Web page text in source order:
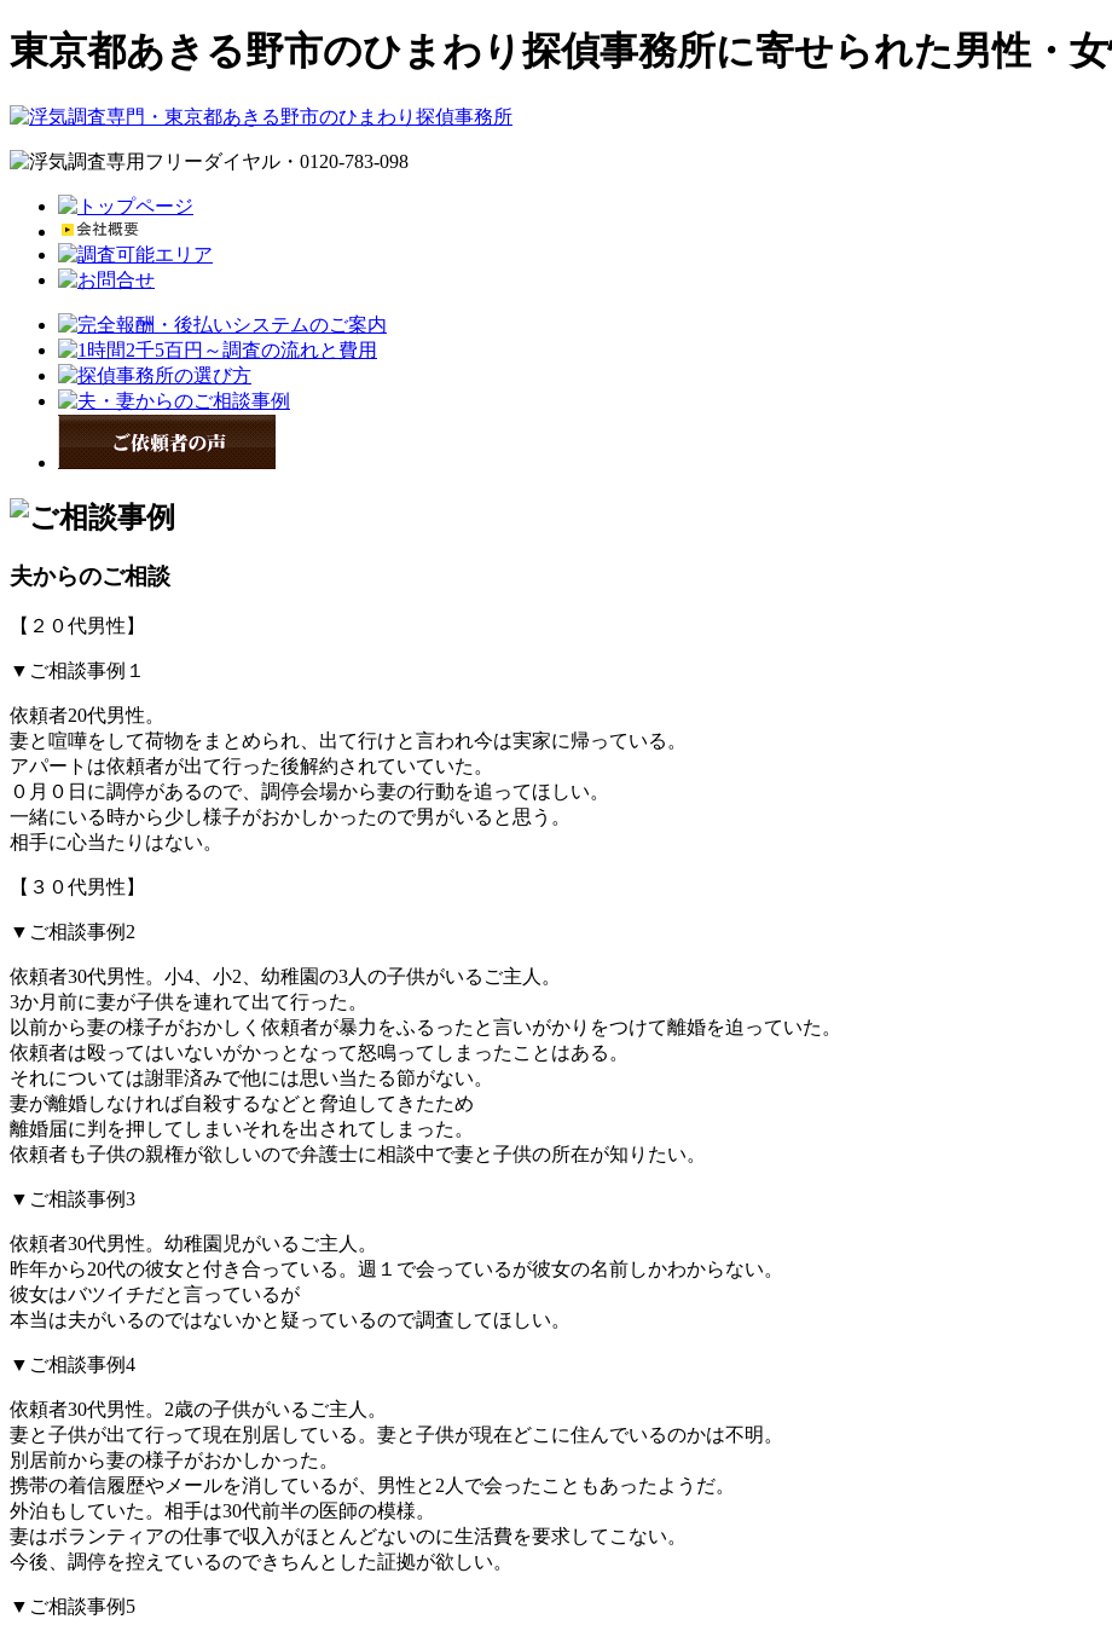
東京都あきる野市のひまわり探偵事務所に寄せられた男性・
夫からのご相談
【２０代男性】
▼ご相談事例１
依頼者20代男性。
妻と喧嘩をして荷物をまとめられ、出て行けと言われ今は実家に帰っている。
アパートは依頼者が出て行った後解約されていていた。
０月０日に調停があるので、調停会場から妻の行動を追ってほしい。
一緒にいる時から少し様子がおかしかったので男がいると思う。
相手に心当たりはない。
【３０代男性】
▼ご相談事例2
依頼者30代男性。小4、小2、幼稚園の3人の子供がいるご主人。
3か月前に妻が子供を連れて出て行った。
以前から妻の様子がおかしく依頼者が暴力をふるったと言いがかりをつけて離婚を迫っていた。
依頼者は殴ってはいないがかっとなって怒鳴ってしまったことはある。
それについては謝罪済みで他には思い当たる節がない。
妻が離婚しなければ自殺するなどと脅迫してきたため
離婚届に判を押してしまいそれを出されてしまった。
依頼者も子供の親権が欲しいので弁護士に相談中で妻と子供の所在が知りたい。
▼ご相談事例3
依頼者30代男性。幼稚園児がいるご主人。
昨年から20代の彼女と付き合っている。週１で会っているが彼女の名前しかわからない。
彼女はバツイチだと言っているが
本当は夫がいるのではないかと疑っているので調査してほしい。
▼ご相談事例4
依頼者30代男性。2歳の子供がいるご主人。
妻と子供が出て行って現在別居している。妻と子供が現在どこに住んでいるのかは不明。
別居前から妻の様子がおかしかった。
携帯の着信履歴やメールを消しているが、男性と2人で会ったこともあったようだ。
外泊もしていた。相手は30代前半の医師の模様。
妻はボランティアの仕事で収入がほとんどないのに生活費を要求してこない。
今後、調停を控えているのできちんとした証拠が欲しい。
▼ご相談事例5